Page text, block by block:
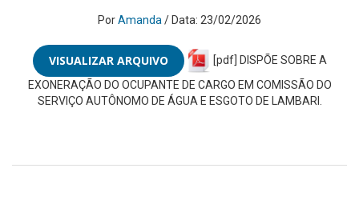
PorAmanda / Data: 23/02/2026
VISUALIZAR ARQUIVO
[pdf] DISPÕE SOBRE A
EXONERAÇÃO DO OCUPANTE DE CARGO EM COMISSÃO DO
SERVIÇO AUTÔNOMO DE ÁGUA E ESGOTO DE LAMBARI.